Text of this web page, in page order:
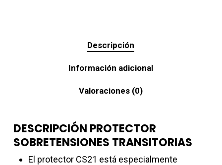
Descripción
Información adicional
Valoraciones (0)
DESCRIPCIÓN PROTECTOR
SOBRETENSIONES TRANSITORIAS
El protector CS21 está especialmente